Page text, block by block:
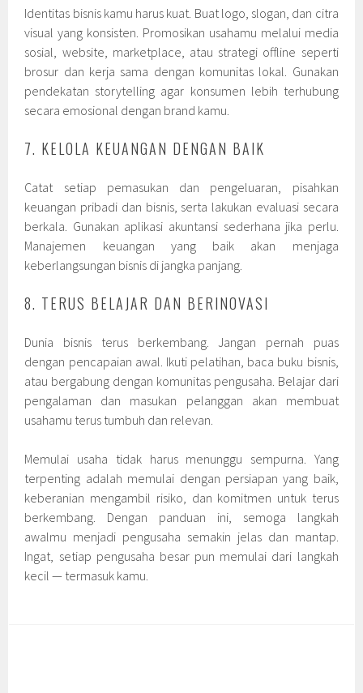
Identitas bisnis kamu harus kuat. Buat logo, slogan, dan citra
visual yang konsisten. Promosikan usahamu melalui media
sosial, website, marketplace, atau strategi offline seperti
brosur dan kerja sama dengan komunitas lokal. Gunakan
pendekatan storytelling agar konsumen lebih terhubung
secara emosional dengan brand kamu.
7. KELOLA KEUANGAN DENGAN BAIK
Catat setiap pemasukan dan pengeluaran, pisahkan
keuangan pribadi dan bisnis, serta lakukan evaluasi secara
berkala. Gunakan aplikasi akuntansi sederhana jika perlu.
Manajemen keuangan yang baik akan menjaga
keberlangsungan bisnis di jangka panjang.
8. TERUS BELAJAR DAN BERINOVASI
Dunia bisnis terus berkembang. Jangan pernah puas
dengan pencapaian awal. Ikuti pelatihan, baca buku bisnis,
atau bergabung dengan komunitas pengusaha. Belajar dari
pengalaman dan masukan pelanggan akan membuat
usahamu terus tumbuh dan relevan.
Memulai usaha tidak harus menunggu sempurna. Yang
terpenting adalah memulai dengan persiapan yang baik,
keberanian mengambil risiko, dan komitmen untuk terus
berkembang. Dengan panduan ini, semoga langkah
awalmu menjadi pengusaha semakin jelas dan mantap.
Ingat, setiap pengusaha besar pun memulai dari langkah
kecil — termasuk kamu.